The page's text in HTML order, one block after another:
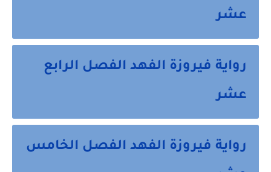
عشر
رواية فيروزة الفهد الفصل الرابع
عشر
رواية فيروزة الفهد الفصل الخامس